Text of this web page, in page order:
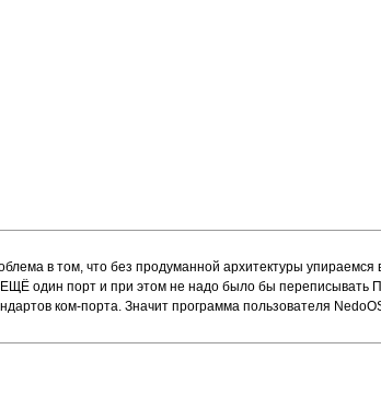
в том, что без продуманной архитектуры упираемся
один порт и при этом не надо было бы переписывать
ком-порта. Значит программа пользователя